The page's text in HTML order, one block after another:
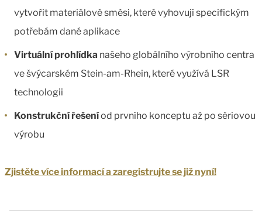
vytvořit materiálové směsi, které vyhovují specifickým
potřebám dané aplikace
Virtuální prohlídka našeho globálního výrobního centra
ve švýcarském Stein-am-Rhein, které využívá LSR
technologii
Konstrukční řešeníod prvního konceptu až po sériovou
výrobu
Zjistěte více informací a zaregistrujte se již nyní!